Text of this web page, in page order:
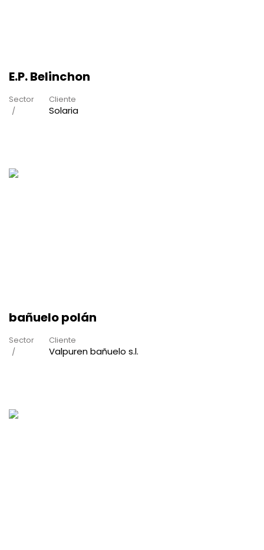
E.P. Belinchon
Sector Cliente
Solaria
bañuelo polán
Sector Cliente
Valpuren bañuelo s.l.